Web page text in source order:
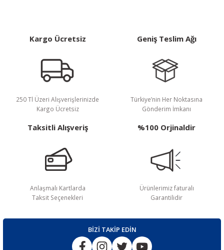
Kargo Ücretsiz
250 Tl Üzeri Alışverişlerinizde
Kargo Ücretsiz
Geniş Teslim Ağı
Türkiye’nin Her Noktasına
Gönderim İmkanı
Taksitli Alışveriş
Anlaşmalı Kartlarda
Taksit Seçenekleri
%100 Orjinaldir
Ürünlerimiz faturalı
Garantilidir
BİZİ TAKİP EDİN